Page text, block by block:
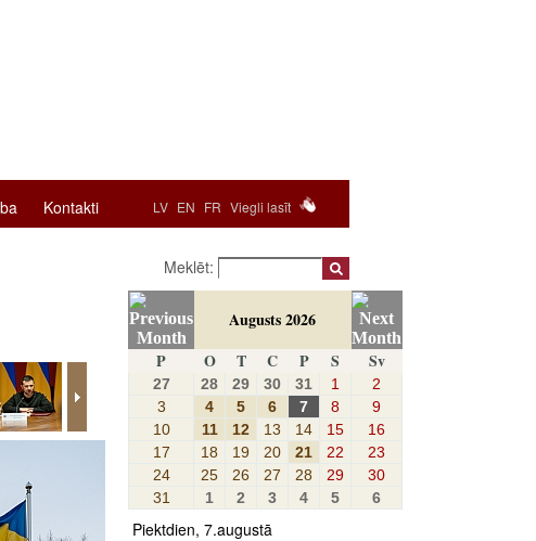
LV EN FR Viegli lasīt
Kontakti
Meklēt:
Augusts 2026
P
O T C P S Sv
27 28 29 30 31 1
2
3
4 5 6 7 8
9
10
11 12 13 14 15
16
17
18 19 20 21 22
23
24
25 26 27 28 29
30
31
1 2 3 4 5 6
Piektdien, 7.augustā